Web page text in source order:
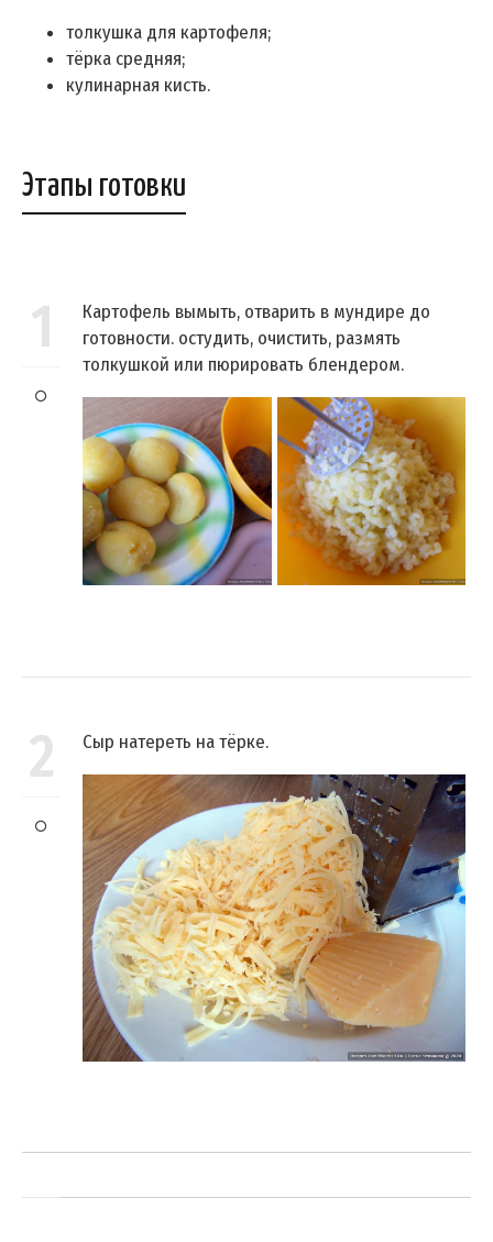
толкушка для картофеля;
тёрка средняя;
кулинарная кисть.
Этапы готовки
1
Картофель вымыть, отварить в мундире до
готовности. остудить, очистить, размять
толкушкой или пюрировать блендером.
2 Сыр натереть на тёрке.